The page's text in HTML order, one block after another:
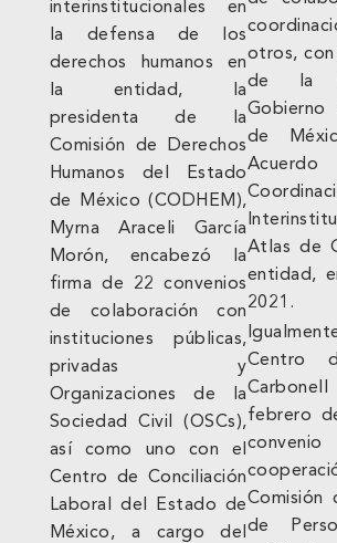
interinstitucionales en
la defensa de los
derechos humanos en
la entidad, la
presidenta de la
Comisión de Derechos
Humanos del Estado
de México (CODHEM),
Myrna Araceli García
Morón, encabezó la
firma de 22 convenios
de colaboración con
instituciones públicas,
privadas y
Organizaciones de la
Sociedad Civil (OSCs),
así como uno con el
Centro de Conciliación
Laboral del Estado de
México, a cargo del
otros, con
de la
de
Atlas de
entidad,
2021.
Centro
febrero
Comisión
de